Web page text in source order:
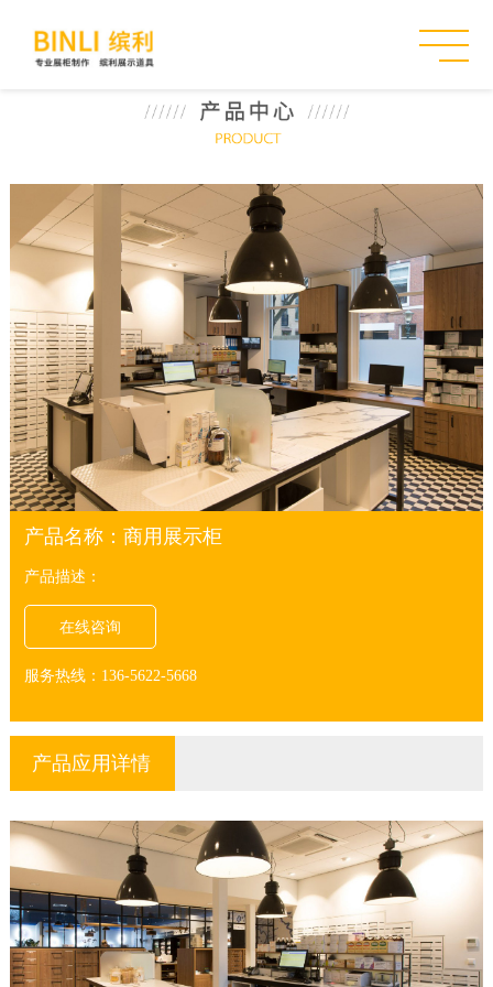
产品名称：商用展示柜
产品描述：
在线咨询
服务热线：136-5622-5668
产品应用详情